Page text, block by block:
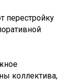
перестройку
коллектива,